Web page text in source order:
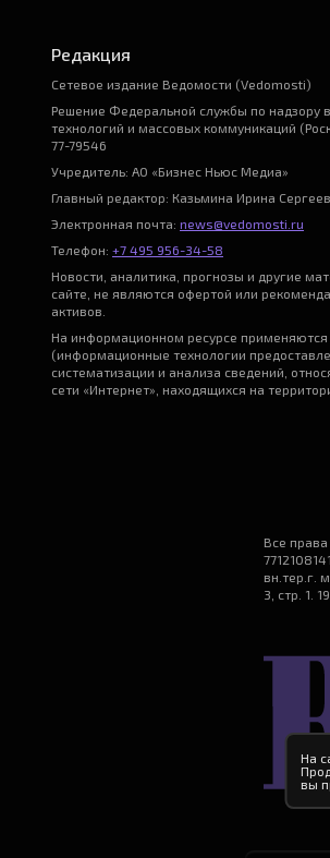
Редакция
Сетевое издание Ведомости (Vedomosti)
Решение Федеральной службы по надзору
технологий и массовых коммуникаций
77-79546
Учредитель: АО «Бизнес Ньюс Медиа»
Главный редактор: Казьмина Ирина
Электронная почта: news@vedomosti.ru
Телефон: +7 495 956-34-58
Новости, аналитика, прогнозы и другие
сайте, не являются офертой или
активов.
На информационном ресурсе
(информационные технологии
систематизации и анализа сведений,
сети «Интернет», находящихся на
Все
вн.тер.г.
3, стр. 1.
На
вы